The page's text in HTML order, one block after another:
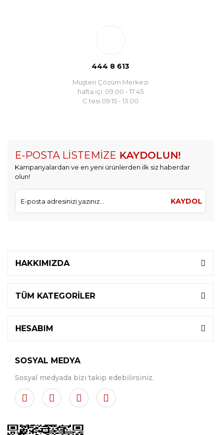
444 8 613
Müşteri Çözüm Merkezi
hafta içi: 09:00 - 17:45
C.tesi 09:15 - 13:00
E-POSTA LİSTEMİZE KAYDOLUN!
Kampanyalardan ve en yeni ürünlerden ilk siz haberdar
olun!
KAYDOL
HAKKIMIZDA
TÜM KATEGORİLER
HESABIM
SOSYAL MEDYA
Sosyal medyada bizi takip edebilirsiniz.